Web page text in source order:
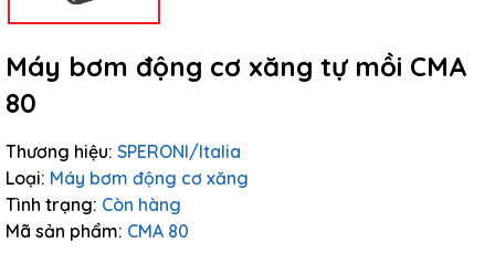
Máy bơm động cơ xăng tự mồi CMA
80
Thương hiệu: SPERONI/Italia
Loại: Máy bơm động cơ xăng
Tình trạng: Còn hàng
Mã sản phẩm: CMA 80